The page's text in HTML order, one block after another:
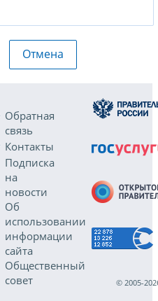
Отмена
Обратная
связь
Контакты
Подписка
на
новости
Об
использовании
информации
сайта
Общественный
совет
© 2005-